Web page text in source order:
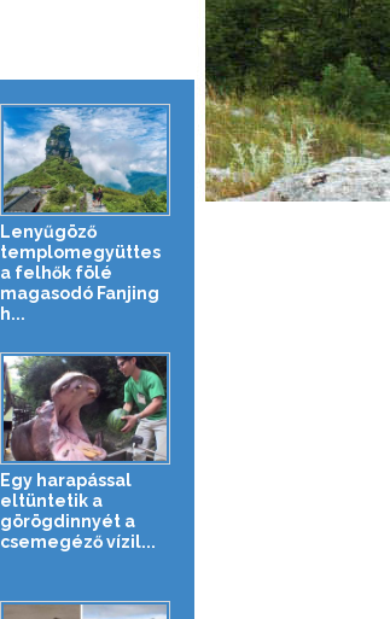
Lenyűgöző
templomegyüttes
a felhők fölé
magasodó Fanjing
h...
Egy harapással
eltüntetik a
görögdinnyét a
csemegéző vízil...